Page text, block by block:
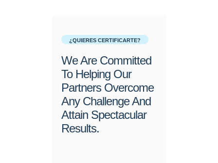
¿QUIERES CERTIFICARTE?
We Are Committed
To Helping Our
Partners Overcome
Any Challenge And
Attain Spectacular
Results.